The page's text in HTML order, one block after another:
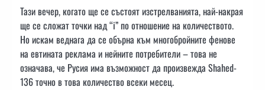
Тази вечер, когато ще се състоят изстрелванията, най-накрая
ще се сложат точки над “i” по отношение на количеството.
Но искам веднага да се обърна към многобройните фенове
на евтината реклама и нейните потребители – това не
означава, че Русия има възможност да произвежда Shahed-
136 точно в това количество всеки месец.